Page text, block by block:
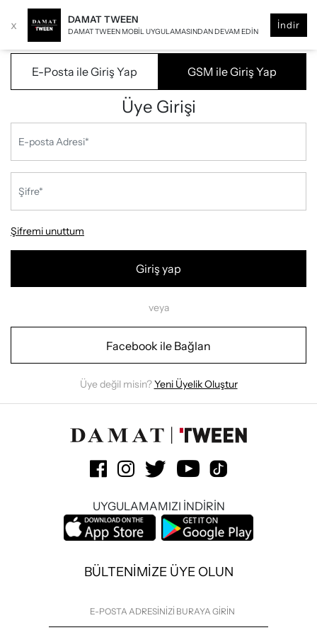
x DAMAT TWEEN
DAMAT TWEEN MOBIL UYGULAMASINDAN DEVAM EDIN
İndir
E-Posta ile Giriş Yap GSM ile Giriş Yap
Üye Girişi
Şifremi unuttum
Giriş yap
veya
Facebook ile Bağlan
Üye değil misin?Yeni Üyelik Oluştur
UYGULAMAMIZI İNDİRİN
BÜLTENİMİZE ÜYE OLUN